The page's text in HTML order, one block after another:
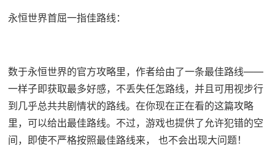
永恒世界首屈一指佳路线：
数于永恒世界的官方攻略里，作者给由了一条最佳路线——
一样子即获取最多好感，不丢失任怎路线，并且可用视步行
到几乎总共共剧情状的路线。在你现在正在看的这篇攻略
里，可以给出最佳路线。不过，游戏也提供了允许犯错的空
间，即使不严格按照最佳路线来， 也不会出现大问题！